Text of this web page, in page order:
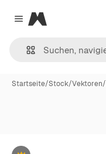
Close menu
Magnific
Startseite/Stock/Vektoren/